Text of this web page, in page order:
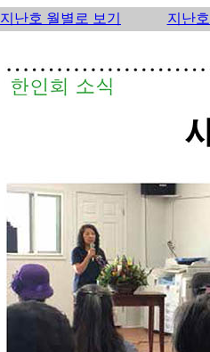
지난호 월별로 보기 지난